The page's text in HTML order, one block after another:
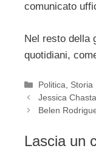
comunicato
Nel resto della
quotidiani,
Categorie
Politica, Storia
Jessica
Belen
Lascia un